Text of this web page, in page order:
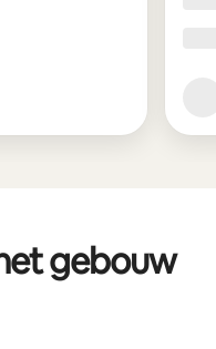
gebouw